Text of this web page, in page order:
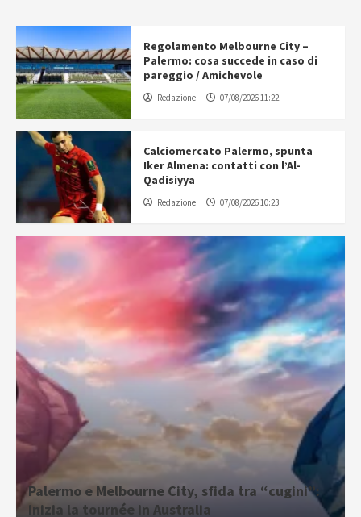
Regolamento Melbourne City –
Palermo: cosa succede in caso di
pareggio / Amichevole
Redazione 07/08/2026 11:22
Calciomercato Palermo, spunta
Iker Almena: contatti con l’Al-
Qadisiyya
Redazione 07/08/2026 10:23
Palermo e Melbourne City, sfida tra “cugini”:
inizia la tournée in Australia